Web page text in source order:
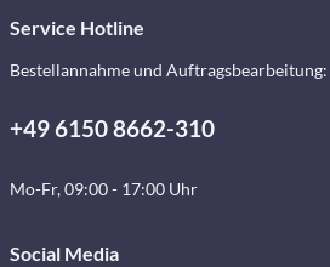
Service Hotline
Bestellannahme und Auftragsbearbeitung:
+49 6150 8662-310
Mo-Fr, 09:00 - 17:00 Uhr
Social Media